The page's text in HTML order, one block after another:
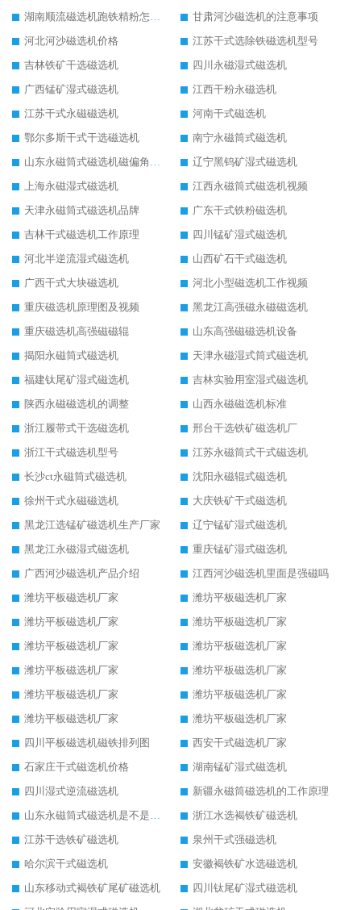
湖南顺流磁选机跑铁精粉怎么处理
甘肃河沙磁选机的注意事项
河北河沙磁选机价格
江苏干式选除铁磁选机型号
吉林铁矿干选磁选机
四川永磁湿式磁选机
广西锰矿湿式磁选机
江西干粉永磁选机
江苏干式永磁磁选机
河南干式磁选机
鄂尔多斯干式干选磁选机
南宁永磁筒式磁选机
山东永磁筒式磁选机磁偏角怎么调整
辽宁黑钨矿湿式磁选机
上海永磁湿式磁选机
江西永磁筒式磁选机视频
天津永磁筒式磁选机品牌
广东干式铁粉磁选机
吉林干式磁选机工作原理
四川锰矿湿式磁选机
河北半逆流湿式磁选机
山西矿石干式磁选机
广西干式大块磁选机
河北小型磁选机工作视频
重庆磁选机原理图及视频
黑龙江高强磁永磁磁选机
重庆磁选机高强磁磁辊
山东高强磁磁选机设备
揭阳永磁筒式磁选机
天津永磁湿式筒式磁选机
福建钛尾矿湿式磁选机
吉林实验用室湿式磁选机
陕西永磁磁选机的调整
山西永磁磁选机标准
浙江履带式干选磁选机
邢台干选铁矿磁选机厂
浙江干式磁选机型号
江苏永磁筒式干式磁选机
长沙ct永磁筒式磁选机
沈阳永磁辊式磁选机
徐州干式永磁磁选机
大庆铁矿干式磁选机
黑龙江选锰矿磁选机生产厂家
辽宁锰矿湿式磁选机
黑龙江永磁湿式磁选机
重庆锰矿湿式磁选机
广西河沙磁选机产品介绍
江西河沙磁选机里面是强磁吗
潍坊平板磁选机厂家
潍坊平板磁选机厂家
潍坊平板磁选机厂家
潍坊平板磁选机厂家
潍坊平板磁选机厂家
潍坊平板磁选机厂家
潍坊平板磁选机厂家
潍坊平板磁选机厂家
潍坊平板磁选机厂家
潍坊平板磁选机厂家
潍坊平板磁选机厂家
潍坊平板磁选机厂家
四川平板磁选机磁铁排列图
西安干式磁选机厂家
石家庄干式磁选机价格
湖南锰矿湿式磁选机
四川湿式逆流磁选机
新疆永磁筒磁选机的工作原理
山东永磁筒式磁选机是不是强磁
浙江水选褐铁矿磁选机
江苏干选铁矿磁选机
泉州干式强磁选机
哈尔滨干式磁选机
安徽褐铁矿水选磁选机
山东移动式褐铁矿尾矿磁选机
四川钛尾矿湿式磁选机